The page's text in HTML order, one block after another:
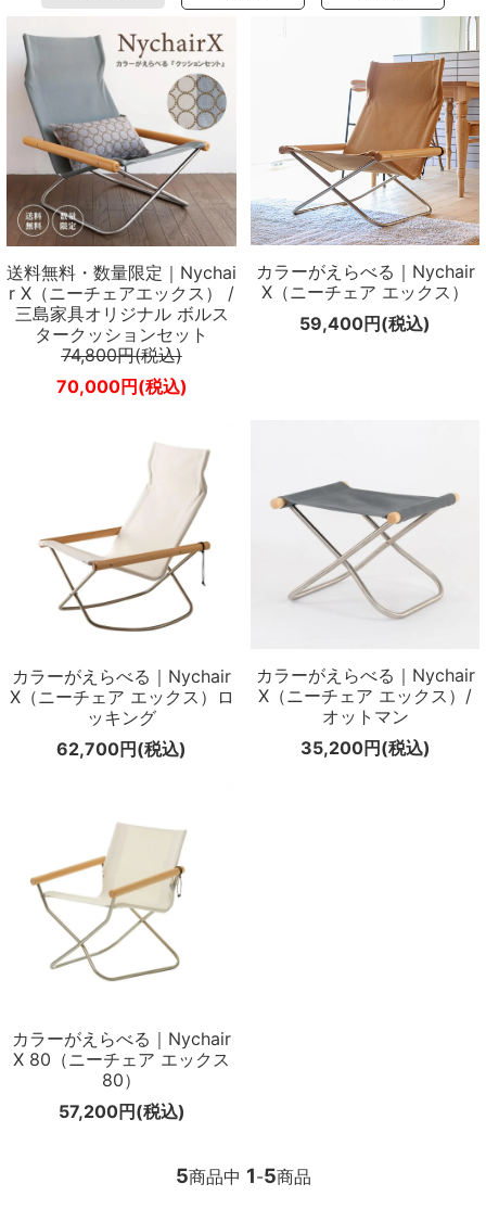
送料無料・数量限定｜Nychai
r X（ニーチェアエックス） /
三島家具オリジナル ボルス
タークッションセット
74,800円(税込)
70,000円(税込)
カラーがえらべる｜Nychair
X（ニーチェア エックス）
59,400円(税込)
カラーがえらべる｜Nychair
X（ニーチェア エックス）ロ
ッキング
62,700円(税込)
カラーがえらべる｜Nychair
X（ニーチェア エックス）/
オットマン
35,200円(税込)
カラーがえらべる｜Nychair
X 80（ニーチェア エックス
80）
57,200円(税込)
5商品中 1-5商品